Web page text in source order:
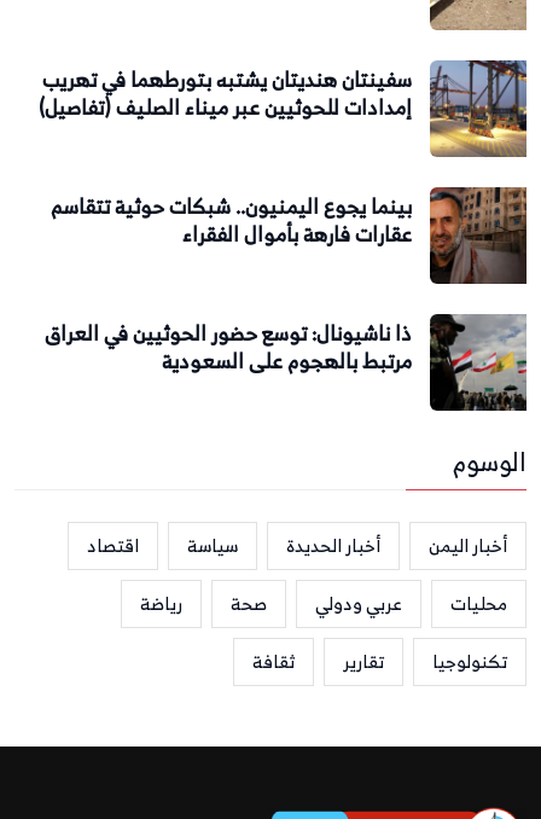
سفينتان هنديتان يشتبه بتورطهما في تهريب
إمدادات للحوثيين عبر ميناء الصليف (تفاصيل)
بينما يجوع اليمنيون.. شبكات حوثية تتقاسم
عقارات فارهة بأموال الفقراء
ذا ناشيونال: توسع حضور الحوثيين في العراق
مرتبط بالهجوم على السعودية
الوسوم
أخبار اليمن أخبار الحديدة سياسة
اقتصاد
محليات
عربي ودولي صحة
رياضة
تكنولوجيا
تقارير ثقافة